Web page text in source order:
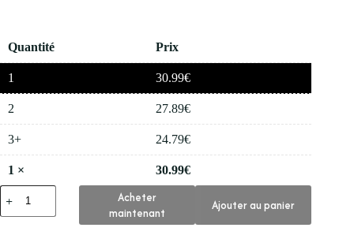
Quantité Prix
1 30.99€
2 27.89€
3+ 24.79€
1 × 30.99€
quantité
de
👁️
Acheter
maintenant
Ajouter au panier